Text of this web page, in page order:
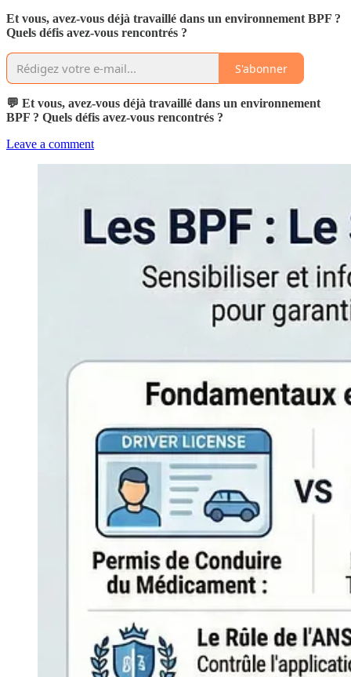
Et vous, avez-vous déjà travaillé dans un environnement BPF ?
Quels défis avez-vous rencontrés ?
S'abonner
💬 Et vous, avez-vous déjà travaillé dans un environnement
BPF ? Quels défis avez-vous rencontrés ?
Leave a comment